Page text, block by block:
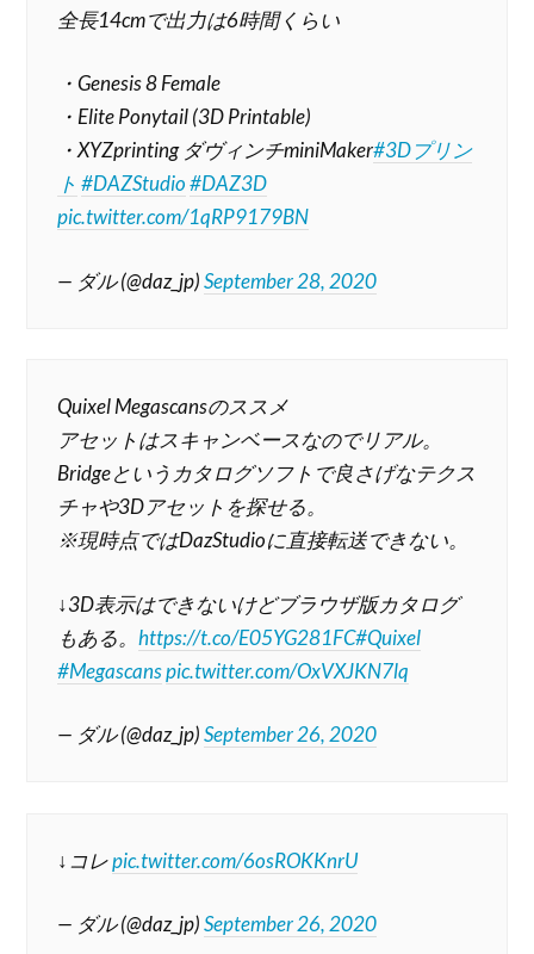
全長14cmで出力は6時間くらい
・Genesis 8 Female
・Elite Ponytail (3D Printable)
・XYZprinting ダヴィンチminiMaker#3Dプリン
ト #DAZStudio #DAZ3D
pic.twitter.com/1qRP9179BN
— ダル (@daz_jp)September 28, 2020
Quixel Megascansのススメ
アセットはスキャンベースなのでリアル。
Bridgeというカタログソフトで良さげなテクス
チャや3Dアセットを探せる。
※現時点ではDazStudioに直接転送できない。
↓3D表示はできないけどブラウザ版カタログ
もある。https://t.co/E05YG281FC#Quixel
#Megascanspic.twitter.com/OxVXJKN7lq
— ダル (@daz_jp)September 26, 2020
↓コレpic.twitter.com/6osROKKnrU
— ダル (@daz_jp)September 26, 2020